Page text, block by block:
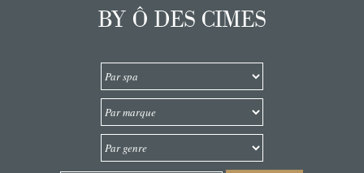
BY Ô DES CIMES